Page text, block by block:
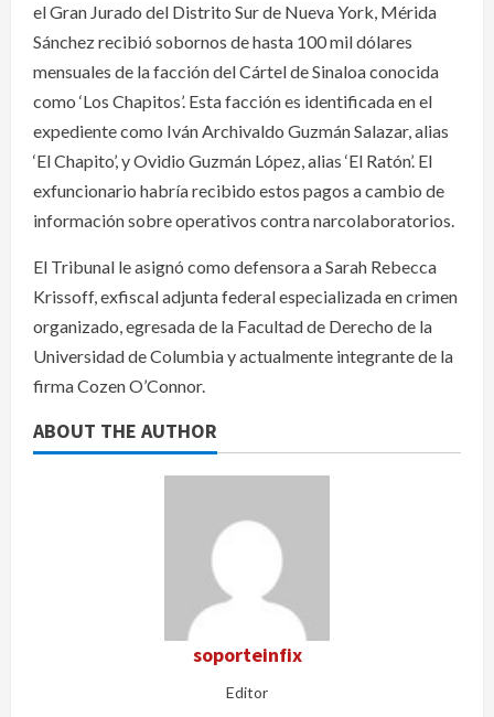
el Gran Jurado del Distrito Sur de Nueva York, Mérida
Sánchez recibió sobornos de hasta 100 mil dólares
mensuales de la facción del Cártel de Sinaloa conocida
como ‘Los Chapitos’. Esta facción es identificada en el
expediente como Iván Archivaldo Guzmán Salazar, alias
‘El Chapito’, y Ovidio Guzmán López, alias ‘El Ratón’. El
exfuncionario habría recibido estos pagos a cambio de
información sobre operativos contra narcolaboratorios.
El Tribunal le asignó como defensora a Sarah Rebecca
Krissoff, exfiscal adjunta federal especializada en crimen
organizado, egresada de la Facultad de Derecho de la
Universidad de Columbia y actualmente integrante de la
firma Cozen O’Connor.
ABOUT THE AUTHOR
soporteinfix
Editor